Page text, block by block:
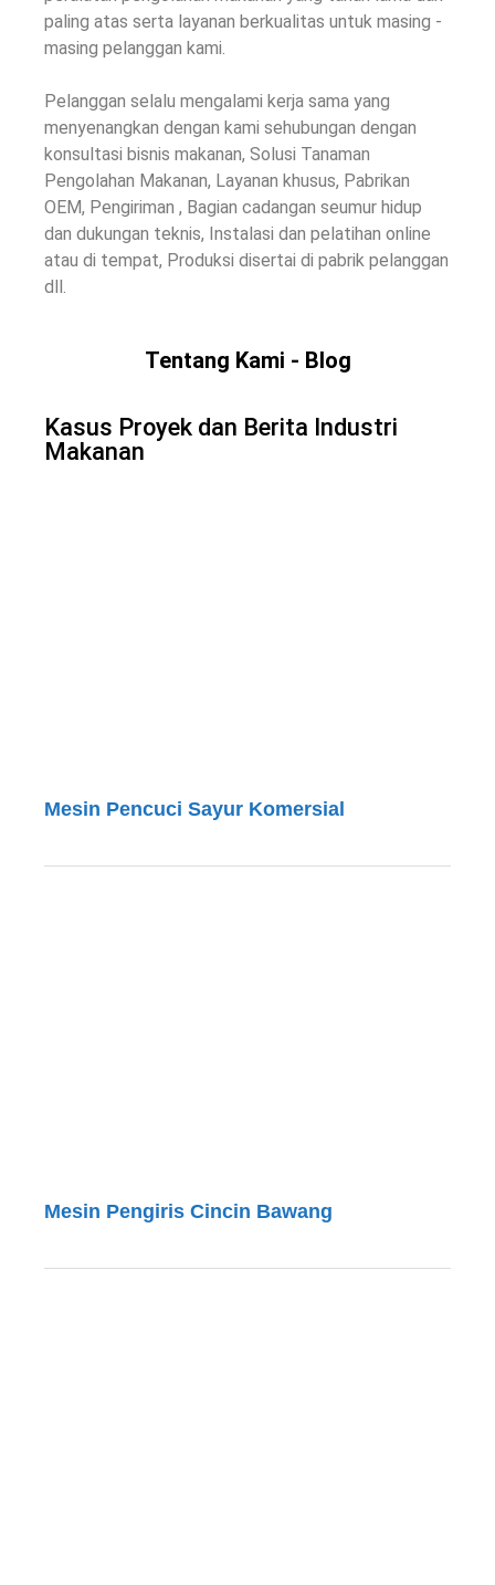
paling atas serta layanan berkualitas untuk masing -
masing pelanggan kami.
Pelanggan selalu mengalami kerja sama yang
menyenangkan dengan kami sehubungan dengan
konsultasi bisnis makanan, Solusi Tanaman
Pengolahan Makanan, Layanan khusus, Pabrikan
OEM, Pengiriman , Bagian cadangan seumur hidup
dan dukungan teknis, Instalasi dan pelatihan online
atau di tempat, Produksi disertai di pabrik pelanggan
dll.
Tentang Kami - Blog
Kasus Proyek dan Berita Industri
Makanan
Mesin Pencuci Sayur Komersial
Mesin Pengiris Cincin Bawang